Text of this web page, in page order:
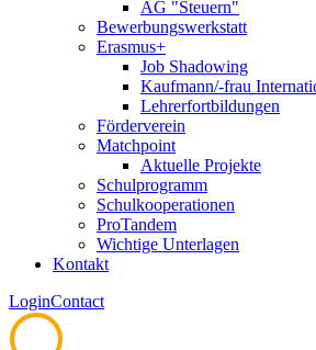
AG "Steuern"
Bewerbungswerkstatt
Erasmus+
Job Shadowing
Kaufmann/-frau
Lehrerfortbildungen
Förderverein
Matchpoint
Aktuelle Projekte
Schulprogramm
Schulkooperationen
ProTandem
Wichtige Unterlagen
Kontakt
LoginContact